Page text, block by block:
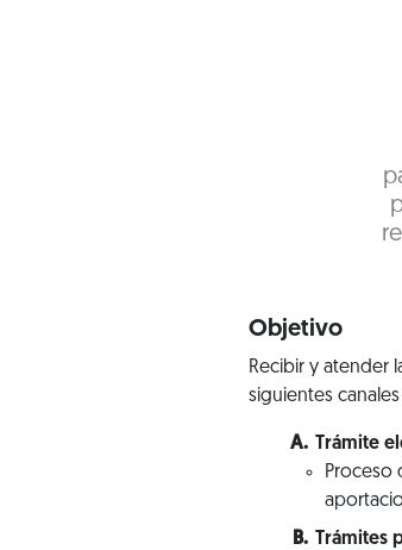
Objetivo
Recibir y atender
siguientes
Trámite